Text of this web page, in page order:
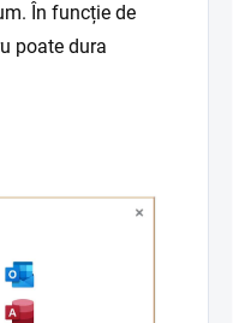
În funcție de
poate dura